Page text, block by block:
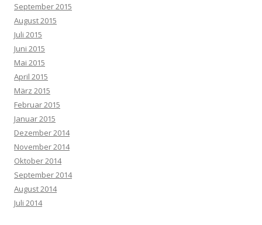
September 2015
August 2015
Juli 2015
Juni 2015
Mai 2015
April 2015
März 2015
Februar 2015
Januar 2015
Dezember 2014
November 2014
Oktober 2014
September 2014
August 2014
Juli 2014